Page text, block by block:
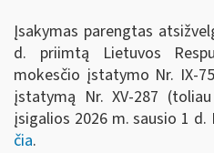
Įsakymas parengtas
d. priimtą Lietuvos
mokesčio įstatymo Nr. IX-
įstatymą Nr. XV-287
įsigalios 2026 m. sausio 1
čia.